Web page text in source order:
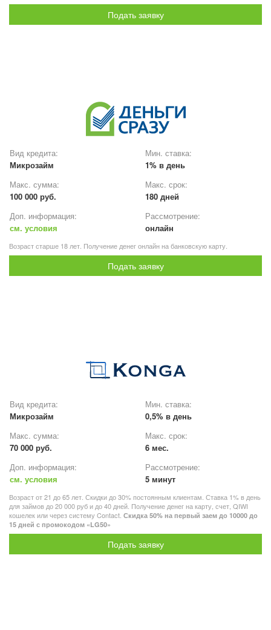
Подать заявку
Вид кредита:
Микрозайм
Мин. ставка:
1% в день
Макс. сумма:
100 000 руб.
Макс. срок:
180 дней
Доп. информация:
см. условия
Рассмотрение:
онлайн
Возраст старше 18 лет. Получение денег онлайн на банковскую карту.
Подать заявку
Вид кредита:
Микрозайм
Мин. ставка:
0,5% в день
Макс. сумма:
70 000 руб.
Макс. срок:
6 мес.
Доп. информация:
см. условия
Рассмотрение:
5 минут
Возраст от 21 до 65 лет. Скидки до 30% постоянным клиентам. Ставка 1% в день
для займов до 20 000 руб и до 40 дней. Получение денег на карту, счет, QIWI
кошелек или через систему Contact. Скидка 50% на первый заем до 10000 до
15 дней с промокодом «LG50»
Подать заявку